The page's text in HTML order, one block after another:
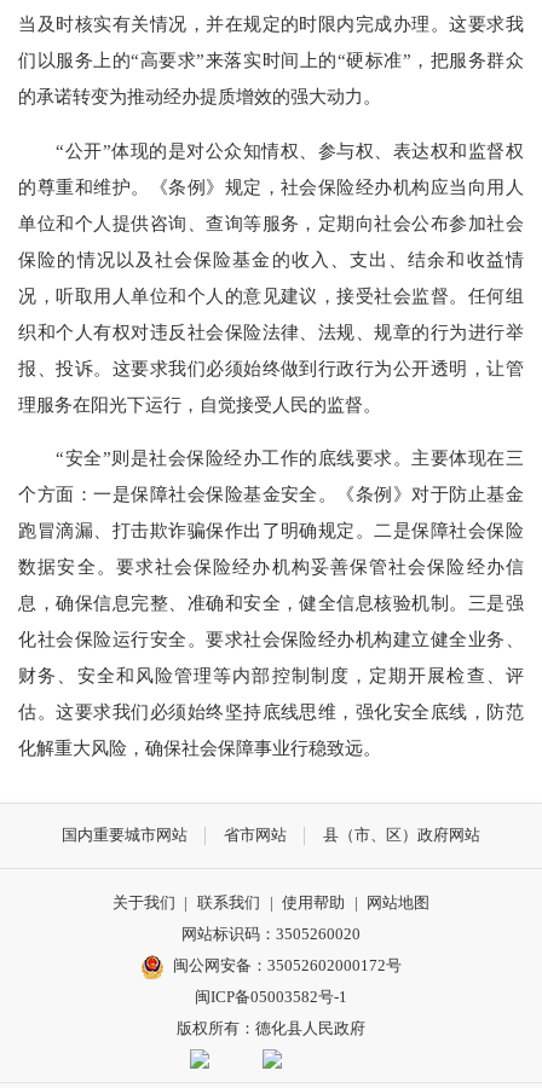
当及时核实有关情况，并在规定的时限内完成办理。这要求我
们以服务上的“高要求”来落实时间上的“硬标准”，把服务群众
的承诺转变为推动经办提质增效的强大动力。
“公开”体现的是对公众知情权、参与权、表达权和监督权
的尊重和维护。《条例》规定，社会保险经办机构应当向用人
单位和个人提供咨询、查询等服务，定期向社会公布参加社会
保险的情况以及社会保险基金的收入、支出、结余和收益情
况，听取用人单位和个人的意见建议，接受社会监督。任何组
织和个人有权对违反社会保险法律、法规、规章的行为进行举
报、投诉。这要求我们必须始终做到行政行为公开透明，让管
理服务在阳光下运行，自觉接受人民的监督。
“安全”则是社会保险经办工作的底线要求。主要体现在三
个方面：一是保障社会保险基金安全。《条例》对于防止基金
跑冒滴漏、打击欺诈骗保作出了明确规定。二是保障社会保险
数据安全。要求社会保险经办机构妥善保管社会保险经办信
息，确保信息完整、准确和安全，健全信息核验机制。三是强
化社会保险运行安全。要求社会保险经办机构建立健全业务、
财务、安全和风险管理等内部控制制度，定期开展检查、评
估。这要求我们必须始终坚持底线思维，强化安全底线，防范
化解重大风险，确保社会保障事业行稳致远。
国内重要城市网站 省市网站 县（市、区）政府网站
关于我们 | 联系我们 | 使用帮助 |
网站地图
网站标识码：3505260020
闽公网安备：35052602000172号
闽ICP备05003582号-1
版权所有：德化县人民政府